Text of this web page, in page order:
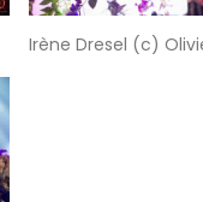
Irène Dresel (c)